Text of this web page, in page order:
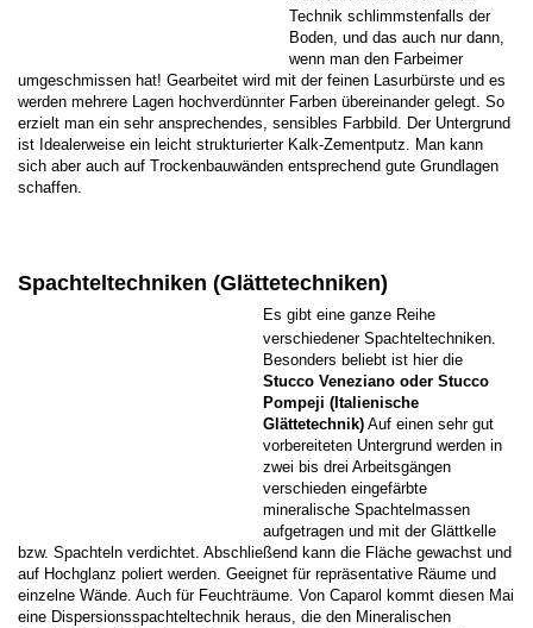
Technik schlimmstenfalls der
Boden, und das auch nur dann,
wenn man den Farbeimer
umgeschmissen hat! Gearbeitet wird mit der feinen Lasurbürste und es
werden mehrere Lagen hochverdünnter Farben übereinander gelegt. So
erzielt man ein sehr ansprechendes, sensibles Farbbild. Der Untergrund
ist Idealerweise ein leicht strukturierter Kalk-Zementputz. Man kann
sich aber auch auf Trockenbauwänden entsprechend gute Grundlagen
schaffen.
Spachteltechniken (Glättetechniken)
Es gibt eine ganze Reihe
verschiedener Spachteltechniken.
Besonders beliebt ist hier die
Stucco Veneziano oder Stucco
Pompeji (Italienische
Glättetechnik) Auf einen sehr gut
vorbereiteten Untergrund werden in
zwei bis drei Arbeitsgängen
verschieden eingefärbte
mineralische Spachtelmassen
aufgetragen und mit der Glättkelle
bzw. Spachteln verdichtet. Abschließend kann die Fläche gewachst und
auf Hochglanz poliert werden. Geeignet für repräsentative Räume und
einzelne Wände. Auch für Feuchträume. Von Caparol kommt diesen Mai
eine Dispersionsspachteltechnik heraus, die den Mineralischen